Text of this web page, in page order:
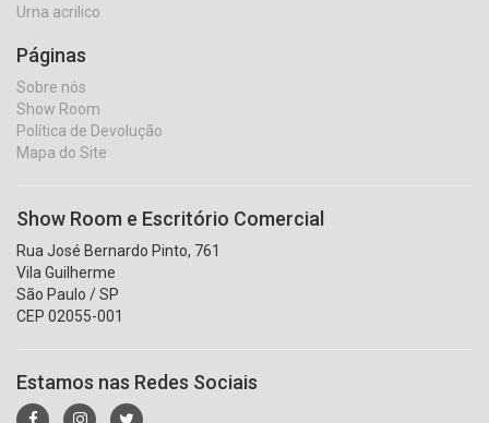
Urna acrilico
Páginas
Sobre nós
Show Room
Política de Devolução
Mapa do Site
Show Room e Escritório Comercial
Rua José Bernardo Pinto, 761
Vila Guilherme
São Paulo / SP
CEP 02055-001
Estamos nas Redes Sociais